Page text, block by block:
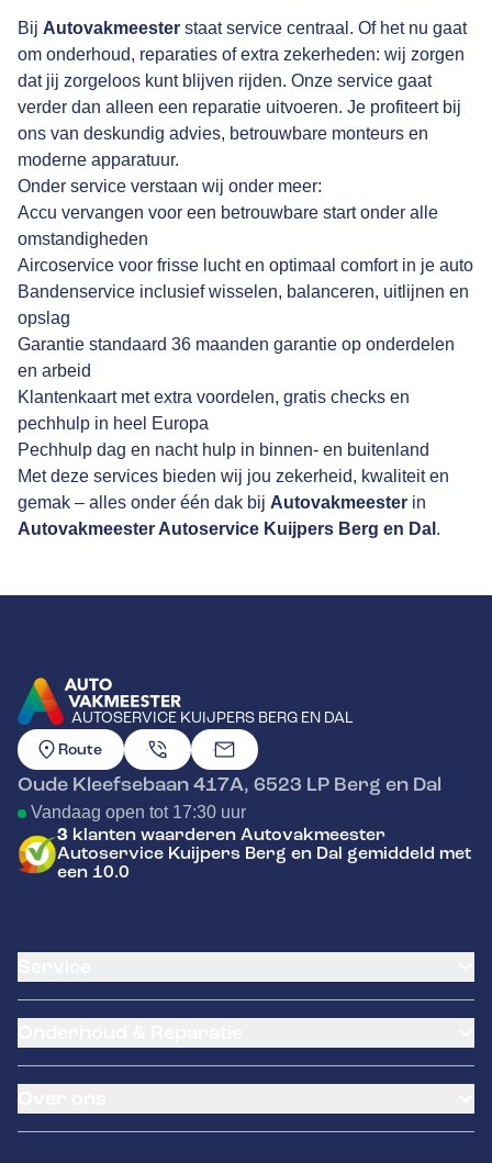
Bij Autovakmeester staat service centraal. Of het nu gaat
om onderhoud, reparaties of extra zekerheden: wij zorgen
dat jij zorgeloos kunt blijven rijden. Onze service gaat
verder dan alleen een reparatie uitvoeren. Je profiteert bij
ons van deskundig advies, betrouwbare monteurs en
moderne apparatuur.
Onder service verstaan wij onder meer:
Accu vervangen voor een betrouwbare start onder alle
omstandigheden
Aircoservice voor frisse lucht en optimaal comfort in je auto
Bandenservice inclusief wisselen, balanceren, uitlijnen en
opslag
Garantie standaard 36 maanden garantie op onderdelen
en arbeid
Klantenkaart met extra voordelen, gratis checks en
pechhulp in heel Europa
Pechhulp dag en nacht hulp in binnen- en buitenland
Met deze services bieden wij jou zekerheid, kwaliteit en
gemak – alles onder één dak bij Autovakmeester in
Autovakmeester Autoservice Kuijpers Berg en Dal .
AUTOSERVICE KUIJPERS BERG EN DAL
GA NAAR DE HOMEPAGINA
Route
Oude Kleefsebaan 417A, 6523 LP Berg en Dal
Vandaag open tot 17:30 uur
3 klanten waarderen Autovakmeester
Autoservice Kuijpers Berg en Dal gemiddeld met
een 10.0
Banden service
Klantenkaart
Schade en reparatie